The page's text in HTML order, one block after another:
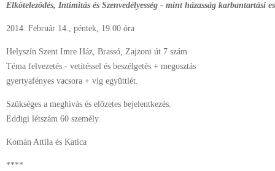
Elköteleződés, Intimitás és Szenvedélyesség - mint házasság karbantartási
2014. Február 14., péntek, 19.00 óra
Helyszín Szent Imre Ház, Brassó, Zajzoni út 7 szám
Téma felvezetés - vetitéssel és beszélgetés + megosztás
gyertyafényes vacsora + víg együttlét.
Szükséges a meghívás és előzetes bejelentkezés.
Eddigi létszám 60 személy.
Komán Attila és Katica
****